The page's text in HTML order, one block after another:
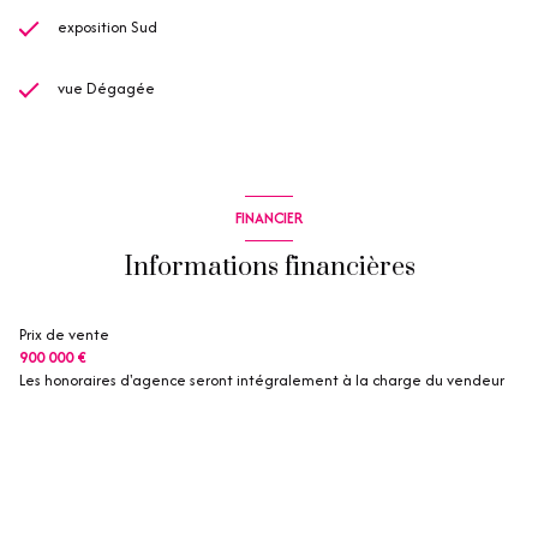
exposition Sud
vue Dégagée
FINANCIER
Informations financières
Prix de vente
900 000 €
Les honoraires d'agence seront intégralement à la charge du vendeur